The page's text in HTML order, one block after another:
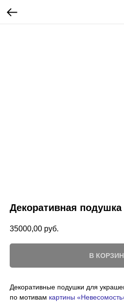
Декоративная
35000,00 руб.
В
Декоративные подушки для
по мотивам картины